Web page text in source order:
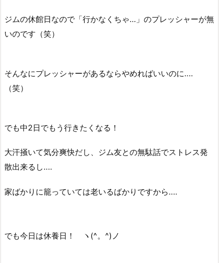
ジムの休館日なので「行かなくちゃ…」のプレッシャーが無
いのです（笑）
そんなにプレッシャーがあるならやめればいいのに‥‥
（笑）
でも中2日でもう行きたくなる！
大汗掻いて気分爽快だし、ジム友との無駄話でストレス発
散出来るし‥‥
家ばかりに籠っていては老いるばかりですから‥‥
でも今日は休養日！ ヽ(^。^)ノ